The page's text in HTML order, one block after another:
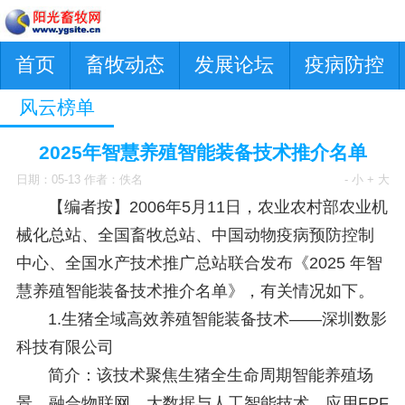
首页 畜牧动态 发展论坛 疫病防控
风云榜单
2025年智慧养殖智能装备技术推介名单
日期：05-13 作者：佚名 - 小 + 大
【编者按】2006年5月11日，农业农村部农业机
械化总站、全国畜牧总站、中国动物疫病预防控制
中心、全国水产技术推广总站联合发布《2025 年智
慧养殖智能装备技术推介名单》，有关情况如下。
1.生猪全域高效养殖智能装备技术——深圳数影
科技有限公司
简介：该技术聚焦生猪全生命周期智能养殖场